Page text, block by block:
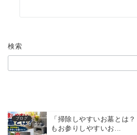
検索
ブログ
「掃除しやすいお墓とは
もお参りしやすいお...